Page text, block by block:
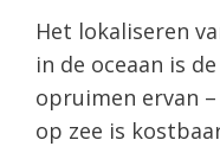
Het lokaliseren
in de oceaan is
opruimen ervan
op zee is